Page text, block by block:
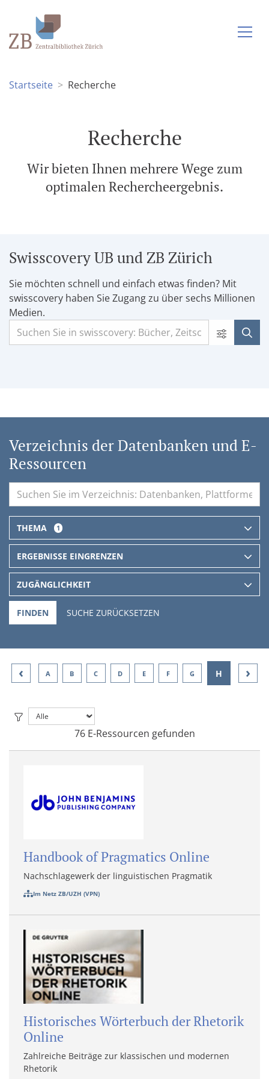
Startseite Recherche
Recherche
Wir bieten Ihnen mehrere Wege zum
optimalen Rechercheergebnis.
Swisscovery UB und ZB Zürich
Sie möchten schnell und einfach etwas finden? Mit
swisscovery haben Sie Zugang zu über sechs Millionen
Medien.
Verzeichnis der Datenbanken und E-
Ressourcen
THEMA 1
ERGEBNISSE EINGRENZEN
ZUGÄNGLICHKEIT
FINDEN SUCHE ZURÜCKSETZEN
‹ A B C D E F G H I›
76 E-Ressourcen gefunden
Handbook of Pragmatics Online
Nachschlagewerk der linguistischen Pragmatik
Im Netz ZB/UZH (VPN)
Historisches Wörterbuch der Rhetorik
Online
Zahlreiche Beiträge zur klassischen und modernen
Rhetorik